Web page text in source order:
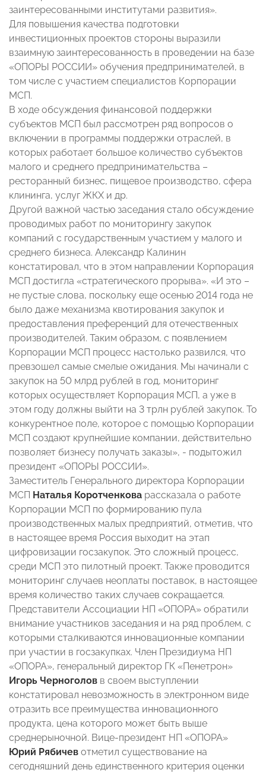
заинтересованными институтами развития».
Для повышения качества подготовки
инвестиционных проектов стороны выразили
взаимную заинтересованность в проведении на базе
«ОПОРЫ РОССИИ» обучения предпринимателей, в
том числе с участием специалистов Корпорации
МСП.
В ходе обсуждения финансовой поддержки
субъектов МСП был рассмотрен ряд вопросов о
включении в программы поддержки отраслей, в
которых работает большое количество субъектов
малого и среднего предпринимательства –
ресторанный бизнес, пищевое производство, сфера
клининга, услуг ЖКХ и др.
Другой важной частью заседания стало обсуждение
проводимых работ по мониторингу закупок
компаний с государственным участием у малого и
среднего бизнеса. Александр Калинин
констатировал, что в этом направлении Корпорация
МСП достигла «стратегического прорыва». «И это –
не пустые слова, поскольку еще осенью 2014 года не
было даже механизма квотирования закупок и
предоставления преференций для отечественных
производителей. Таким образом, с появлением
Корпорации МСП процесс настолько развился, что
превзошел самые смелые ожидания. Мы начинали с
закупок на 50 млрд рублей в год, мониторинг
которых осуществляет Корпорация МСП, а уже в
этом году должны выйти на 3 трлн рублей закупок. То
конкурентное поле, которое с помощью Корпорации
МСП создают крупнейшие компании, действительно
позволяет бизнесу получать заказы», - подытожил
президент «ОПОРЫ РОССИИ».
Заместитель Генерального директора Корпорации
МСП Наталья Коротченкова рассказала о работе
Корпорации МСП по формированию пула
производственных малых предприятий, отметив, что
в настоящее время Россия выходит на этап
цифровизации госзакупок. Это сложный процесс,
среди МСП это пилотный проект. Также проводится
мониторинг случаев неоплаты поставок, в настоящее
время количество таких случаев сокращается.
Представители Ассоциации НП «ОПОРА» обратили
внимание участников заседания и на ряд проблем, с
которыми сталкиваются инновационные компании
при участии в госзакупках. Член Президиума НП
«ОПОРА», генеральный директор ГК «Пенетрон»
Игорь Черноголов в своем выступлении
констатировал невозможность в электронном виде
отразить все преимущества инновационного
продукта, цена которого может быть выше
среднерыночной. Вице-президент НП «ОПОРА»
Юрий Рябичев отметил существование на
сегодняшний день единственного критерия оценки